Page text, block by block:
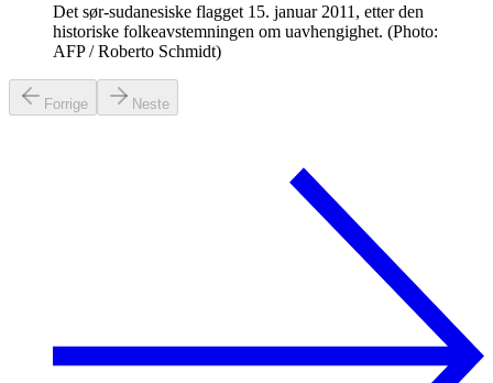
Det sør-sudanesiske flagget 15. januar 2011, etter den
historiske folkeavstemningen om uavhengighet. (Photo:
AFP / Roberto Schmidt)
Forrige Neste